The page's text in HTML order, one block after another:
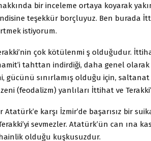
bir inceleme ortaya koyarak
teşekkür borçluyuz. Ben burada
istiyorum.
çok kötülenmi ş olduğudur.
tahttan indirdiği, daha genel
gücünü sınırlamış olduğu için,
(feodalizm) yanlıları İttihat ve
Atatürk’e karşı İzmir’de başarısız bir
sevmezler. Atatürk’ün can ına
olduğu kuşkusuzdur.